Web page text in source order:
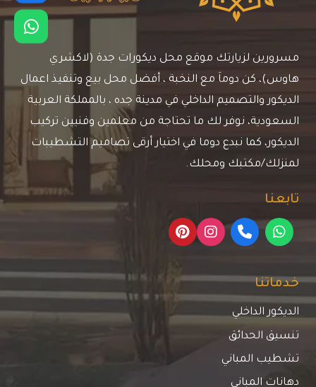
مسرورين لزيارتك موقع محل ديكورات جدة (لاكشري
هاوس)، كن دوماَ مع النخبة ، أفضل محل بيع وتنفيذ اعمال
الديكور والتصميم الداخلي في مدينة جده ، بالمملكة العربية
السعودية، نوفر لك ما تحتاجة من معلمين وفنيين تركيب
الديكور، كما نبدع دوما في اختيار أرقى تصاميم التشطيبات
لمنزلك/مكتبك ومحلك.
تابعنا
خدماتنا
الديكور الداخلي
تنسيق الحدائق
تشطيب المباني
دهانات المباني